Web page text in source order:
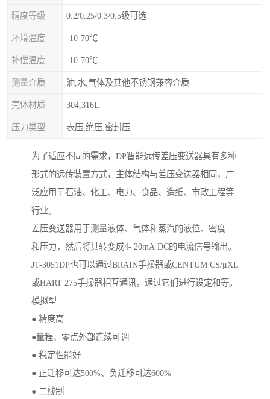
精度等级 0.2/0.25/0.3/0.5级可选
环境温度 -10-70℃
补偿温度 -10-70℃
测量介质 油,水,气体及其他不锈钢兼容介质
壳体材质 304,316L
压力类型 表压,绝压,密封压
为了适应不同的需求，DP智能远传差压变送器具有多种
形式的远传装置方式，主体结构与差压变送器相同，广
泛应用于石油、化工、电力、食品、造纸、市政工程等
行业。
差压变送器用于测量液体、气体和蒸汽的液位、密度
和压力，然后将其转变成4- 20mA DC的电流信号输出。
JT-3051DP也可以通过BRAIN手操器或CENTUM CS/μXL
或HART 275手操器相互通讯，通过它们进行设定和等。
模拟型
● 精度高
●量程、零点外部连续可调
● 稳定性能好
● 正迁移可达500%、负迁移可达600%
● 二线制